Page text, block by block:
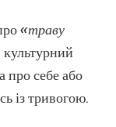
«траву
про себе або
із тривогою.